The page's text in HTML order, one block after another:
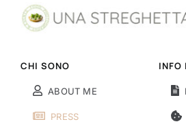
CHI SONO
ABOUT ME
PRESS
INFO